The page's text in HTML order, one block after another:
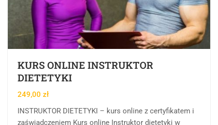
KURS ONLINE INSTRUKTOR
DIETETYKI
249,00 zł
INSTRUKTOR DIETETYKI – kurs online z certyfikatem i
zaświadczeniem Kurs online Instruktor dietetyki w